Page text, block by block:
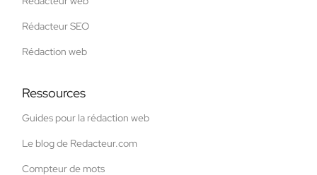
Rédacteur SEO
Rédaction web
Ressources
Guides pour la rédaction web
Le blog de Redacteur.com
Compteur de mots